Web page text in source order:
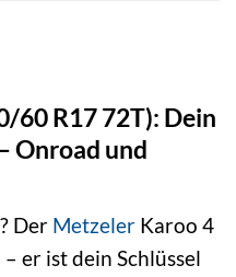
60 R17 72T): Dein
Onroad und
Der Metzeler Karoo 4
– er ist dein Schlüssel